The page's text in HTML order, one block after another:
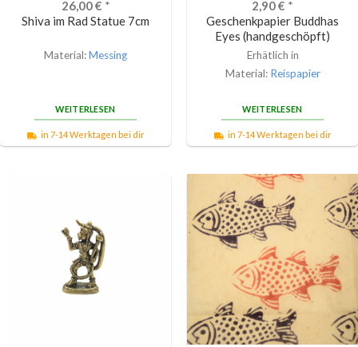
26,00€ *
Shiva im Rad Statue 7cm
Material:Messing
WEITERLESEN
in 7-14 Werktagen bei dir
2,90€ *
Geschenkpapier Buddhas
Eyes (handgeschöpft)
Erhätlich in
Material: Reispapier
WEITERLESEN
in 7-14 Werktagen bei dir